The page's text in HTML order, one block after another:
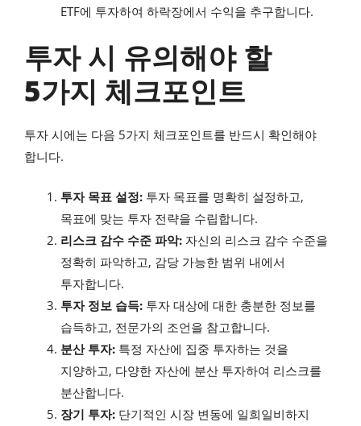
ETF에 투자하여 하락장에서 수익을 추구합니다.
투자 시 유의해야 할
5가지 체크포인트
투자 시에는 다음 5가지 체크포인트를 반드시 확인해야
합니다.
투자 목표 설정: 투자 목표를 명확히 설정하고,
목표에 맞는 투자 전략을 수립합니다.
리스크 감수 수준 파악: 자신의 리스크 감수 수준을
정확히 파악하고, 감당 가능한 범위 내에서
투자합니다.
투자 정보 습득: 투자 대상에 대한 충분한 정보를
습득하고, 전문가의 조언을 참고합니다.
분산 투자: 특정 자산에 집중 투자하는 것을
지양하고, 다양한 자산에 분산 투자하여 리스크를
분산합니다.
장기 투자: 단기적인 시장 변동에 일희일비하지